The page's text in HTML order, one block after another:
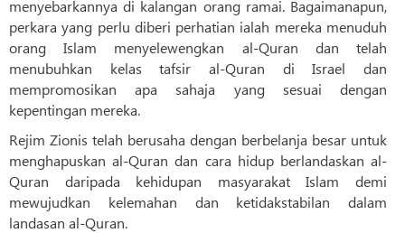
menyebarkannya di kalangan orang ramai. Bagaimanapun,
perkara yang perlu diberi perhatian ialah mereka menuduh
orang Islam menyelewengkan al-Quran dan telah
menubuhkan kelas tafsir al-Quran di Israel dan
mempromosikan apa sahaja yang sesuai dengan
kepentingan mereka.
Rejim Zionis telah berusaha dengan berbelanja besar untuk
menghapuskan al-Quran dan cara hidup berlandaskan al-
Quran daripada kehidupan masyarakat Islam demi
mewujudkan kelemahan dan ketidakstabilan dalam
landasan al-Quran.